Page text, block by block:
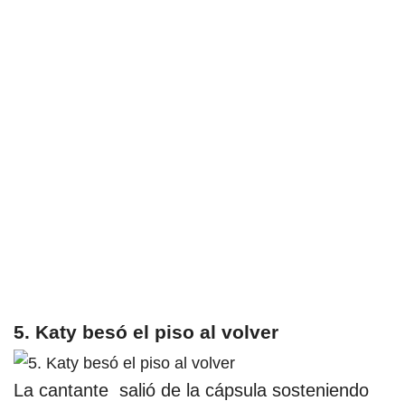
5. Katy besó el piso al volver
La cantante salió de la cápsula sosteniendo